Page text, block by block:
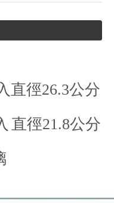
直徑26.3公分
直徑21.8公分